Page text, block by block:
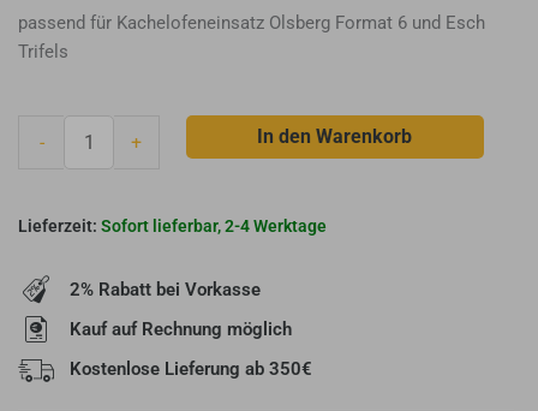
passend für Kachelofeneinsatz Olsberg Format 6 und Esch
Trifels
-
6
+ In den Warenkorb
Sofort lieferbar, 2-4 Werktage
2% Rabatt bei Vorkasse
Kauf auf Rechnung möglich
Kostenlose Lieferung ab 350€